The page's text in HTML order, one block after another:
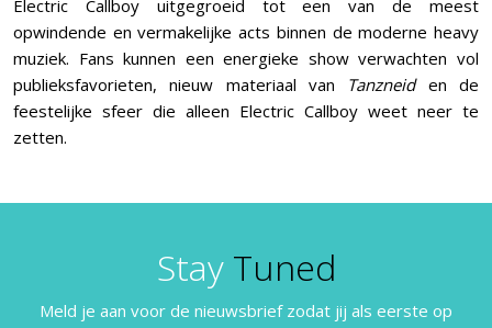
Electric Callboy uitgegroeid tot een van de meest
opwindende en vermakelijke acts binnen de moderne heavy
muziek. Fans kunnen een energieke show verwachten vol
publieksfavorieten, nieuw materiaal van Tanzneiden de
feestelijke sfeer die alleen Electric Callboy weet neer te
zetten.
StayTuned
Meld je aan voor de nieuwsbrief zodat jij als eerste op